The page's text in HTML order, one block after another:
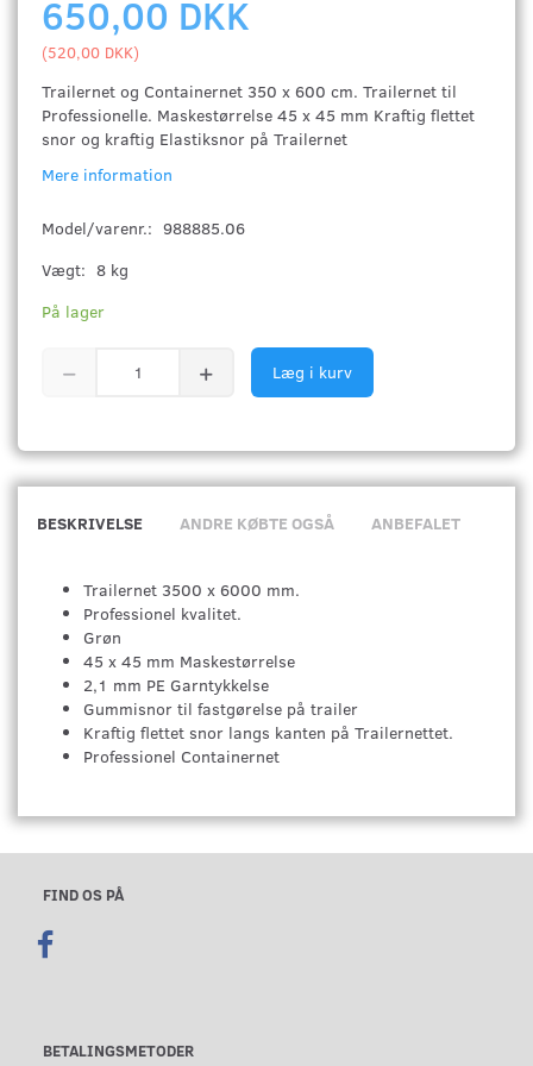
650,00 DKK
(520,00 DKK)
Trailernet og Containernet 350 x 600 cm. Trailernet til
Professionelle. Maskestørrelse 45 x 45 mm Kraftig flettet
snor og kraftig Elastiksnor på Trailernet
Mere information
Model/varenr.: 988885.06
Vægt: 8 kg
På lager
Læg i kurv
BESKRIVELSE ANDRE KØBTE OGSÅ ANBEFALET
Trailernet 3500 x 6000 mm.
Professionel kvalitet.
Grøn
45 x 45 mm Maskestørrelse
2,1 mm PE Garntykkelse
Gummisnor til fastgørelse på trailer
Kraftig flettet snor langs kanten på Trailernettet.
Professionel Containernet
FIND OS PÅ
BETALINGSMETODER